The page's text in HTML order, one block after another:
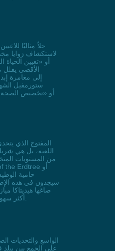
لاستكشاف زوايا
ستورمفيل
اللعبة، بل هي
من المستويات
سيجدون في هذه
صاغها هيديتاكا
على الجمع بين